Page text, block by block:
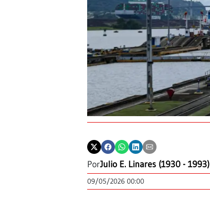
PorJulio E. Linares (1930 - 1993)
09/05/2026 00:00